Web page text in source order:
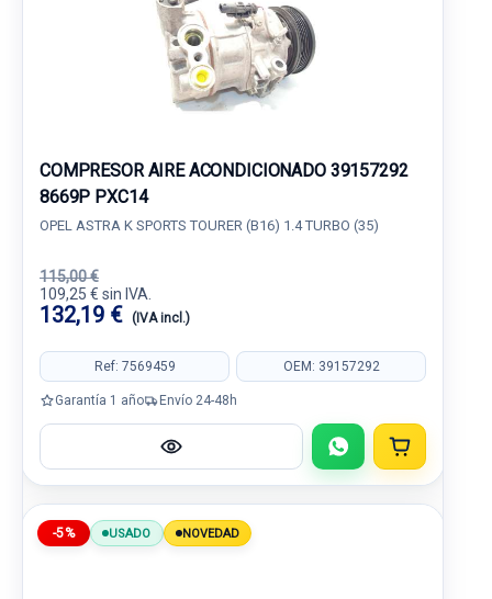
COMPRESOR AIRE ACONDICIONADO 39157292
8669P PXC14
OPEL ASTRA K SPORTS TOURER (B16) 1.4 TURBO (35)
115,00 €
109,25 € sin IVA.
132,19 € (IVA incl.)
Ref: 7569459 OEM: 39157292
Garantía 1 año Envío 24-48h
-5% USADO NOVEDAD